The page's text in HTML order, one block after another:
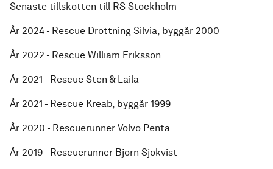
Senaste tillskotten till RS Stockholm
År 2024 - Rescue Drottning Silvia, byggår 2000
År 2022 - Rescue William Eriksson
År 2021 - Rescue Sten & Laila
​År 2021 - Rescue Kreab, byggår 1999
År 2020 - Rescuerunner Volvo Penta
År 2019 - Rescuerunner Björn Sjökvist